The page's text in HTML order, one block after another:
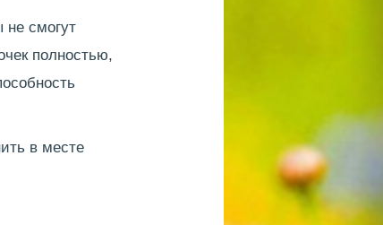
не смогут
полностью,
в месте